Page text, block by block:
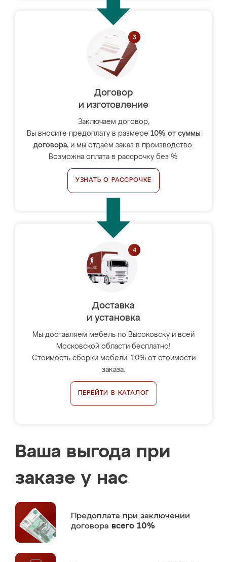
Договор
и изготовление
Заключаем договор,
Вы вносите предоплату в размере 10% от суммы
договора, и мы отдаём заказ в производство.
Возможна оплата в рассрочку без %.
УЗНАТЬ О РАССРОЧКЕ
Доставка
и установка
Мы доставляем мебель по Высоковску и всей
Московской области бесплатно!
Стоимость сборки мебели: 10% от стоимости
заказа.
ПЕРЕЙТИ В КАТАЛОГ
Ваша выгода при
заказе у нас
Предоплата при заключении
договора всего 10%